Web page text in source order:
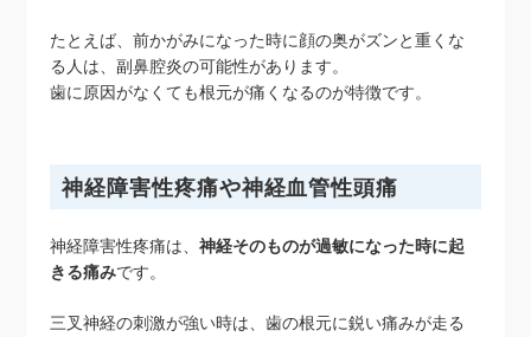
たとえば、前かがみになった時に顔の奥がズンと重くな
る人は、副鼻腔炎の可能性があります。
歯に原因がなくても根元が痛くなるのが特徴です。
神経障害性疼痛や神経血管性頭痛
神経障害性疼痛は、神経そのものが過敏になった時に起
きる痛みです。
三叉神経の刺激が強い時は、歯の根元に鋭い痛みが走る